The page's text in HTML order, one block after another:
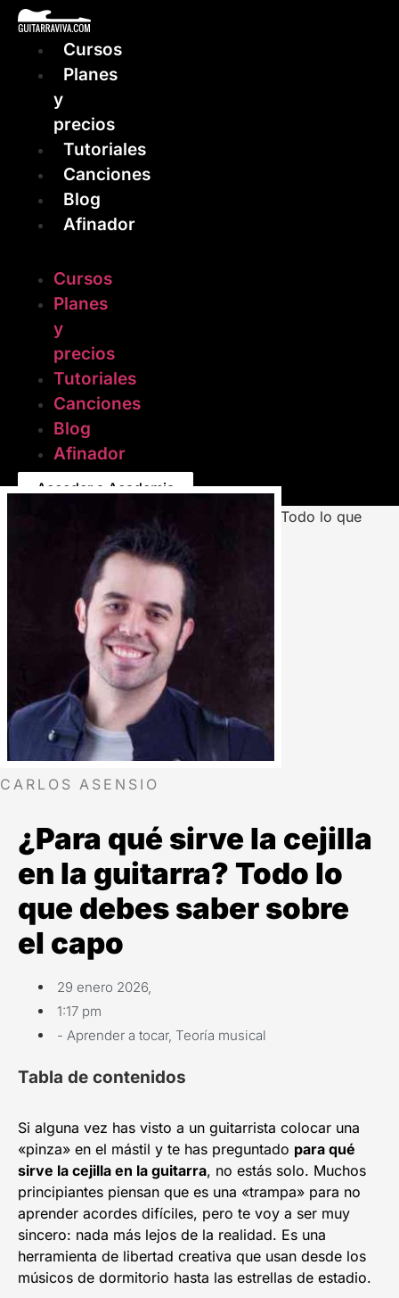
contenidoCursos
Planes
y
precios
Tutoriales
Canciones
Blog
Afinador
Cursos
Planes
y
precios
Tutoriales
Canciones
Blog
Afinador
Acceder a Academia
CARLOS ASENSIO
¿Para qué sirve la cejilla
en la guitarra? Todo lo
que debes saber sobre
el capo
29 enero 2026,
1:17 pm
- Aprender a tocar, Teoría musical
Tabla de contenidos
Si alguna vez has visto a un guitarrista colocar una
«pinza» en el mástil y te has preguntado para qué
sirve la cejilla en la guitarra, no estás solo. Muchos
principiantes piensan que es una «trampa» para no
aprender acordes difíciles, pero te voy a ser muy
sincero: nada más lejos de la realidad. Es una
herramienta de libertad creativa que usan desde los
músicos de dormitorio hasta las estrellas de estadio.